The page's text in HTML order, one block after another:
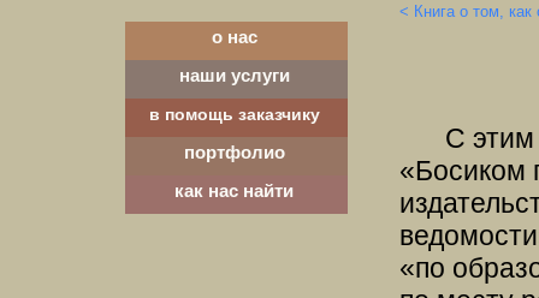
о нас
наши услуги
в помощь заказчику
портфолио
как нас найти
< Книга о том, как
С этим
«Босиком
«по